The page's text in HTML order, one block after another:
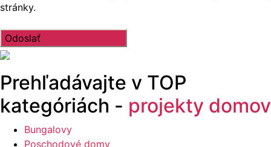
stránky.
Prehľadávajte v TOP
kategóriách - projekty domov
Bungalovy
Poschodové domy